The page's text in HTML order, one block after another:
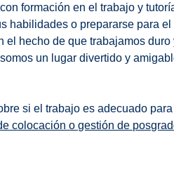
formación en el trabajo y
habilidades o prepararse para
hecho de que trabajamos duro
un lugar divertido y
si el trabajo es adecuado
colocación o gestión de